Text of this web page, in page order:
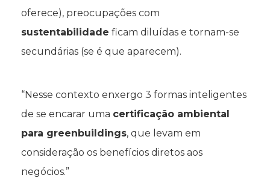
oferece), preocupações com
sustentabilidade ficam diluídas e tornam-se
secundárias (se é que aparecem).
“Nesse contexto enxergo 3 formas inteligentes
de se encarar uma certificação ambiental
para greenbuildings, que levam em
consideração os benefícios diretos aos
negócios.”